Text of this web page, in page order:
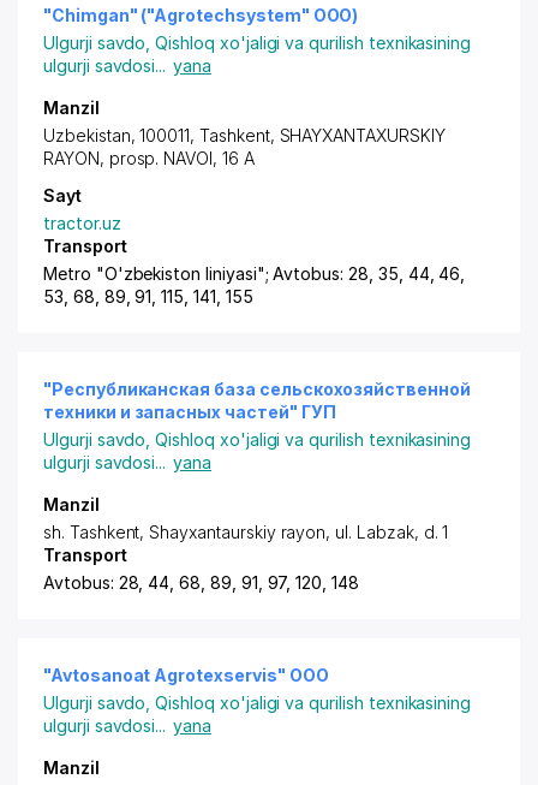
"Chimgan" ("Agrotechsystem" ООО)
Ulgurji savdo ,Qishloq xo'jaligi va qurilish texnikasining
ulgurji savdosi... yana
Manzil
Uzbekistan, 100011, Tashkent, SHAYXANTAXURSKIY
RAYON, prosp. NAVOI, 16 A
Sayt
tractor.uz
Transport
Metro "O'zbekiston liniyasi"; Avtobus: 28, 35, 44, 46,
53, 68, 89, 91, 115, 141, 155
"Республиканская база сельскохозяйственной
техники и запасных частей" ГУП
Ulgurji savdo ,Qishloq xo'jaligi va qurilish texnikasining
ulgurji savdosi... yana
Manzil
sh. Tashkent,Shayxantaurskiy rayon, ul. Labzak, d. 1
Transport
Avtobus: 28, 44, 68, 89, 91, 97, 120, 148
"Avtosanoat Agrotexservis" ООО
Ulgurji savdo ,Qishloq xo'jaligi va qurilish texnikasining
ulgurji savdosi... yana
Manzil